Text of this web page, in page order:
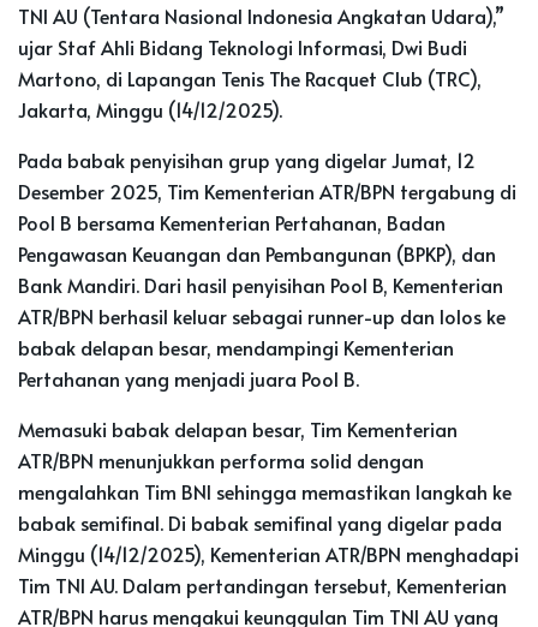
TNI AU (Tentara Nasional Indonesia Angkatan Udara),”
ujar Staf Ahli Bidang Teknologi Informasi, Dwi Budi
Martono, di Lapangan Tenis The Racquet Club (TRC),
Jakarta, Minggu (14/12/2025).
Pada babak penyisihan grup yang digelar Jumat, 12
Desember 2025, Tim Kementerian ATR/BPN tergabung di
Pool B bersama Kementerian Pertahanan, Badan
Pengawasan Keuangan dan Pembangunan (BPKP), dan
Bank Mandiri. Dari hasil penyisihan Pool B, Kementerian
ATR/BPN berhasil keluar sebagai runner-up dan lolos ke
babak delapan besar, mendampingi Kementerian
Pertahanan yang menjadi juara Pool B.
Memasuki babak delapan besar, Tim Kementerian
ATR/BPN menunjukkan performa solid dengan
mengalahkan Tim BNI sehingga memastikan langkah ke
babak semifinal. Di babak semifinal yang digelar pada
Minggu (14/12/2025), Kementerian ATR/BPN menghadapi
Tim TNI AU. Dalam pertandingan tersebut, Kementerian
ATR/BPN harus mengakui keunggulan Tim TNI AU yang